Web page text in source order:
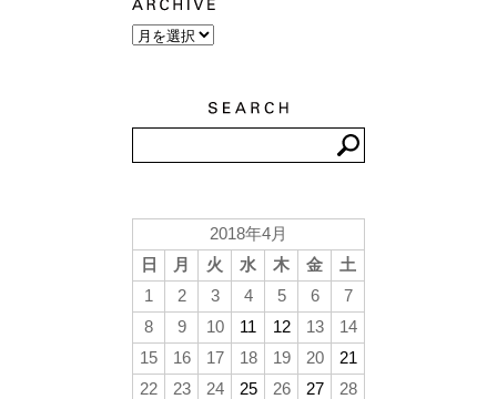
2018年4月
日
月 火 水 木 金
土
1
2 3 4 5 6
7
8
9 10 11 12 13
14
15
16 17 18 19 20
21
22
23 24 25 26 27
28